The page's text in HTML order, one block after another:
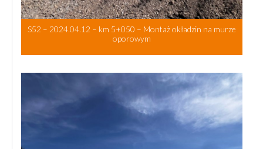
S52 – 2024.04.12 – km 5+050 – Montaż okładzin na murze
oporowym